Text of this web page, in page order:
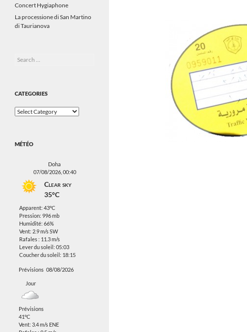
Concert Hygiaphone
La processione di San Martino
di Taurianova
Search
CATEGORIES
Categories
MÉTÉO
Doha
07/08/2026, 00:40
Clear sky
35°C
Apparent: 43°C
Pression: 996 mb
Humidité: 66%
Vent: 2.9 m/s SW
Rafales : 11.3 m/s
Lever du soleil: 05:03
Coucher du soleil: 18:15
Prévisions 08/08/2026
Jour
Prévisions
41°C
Vent: 3.4 m/s ENE